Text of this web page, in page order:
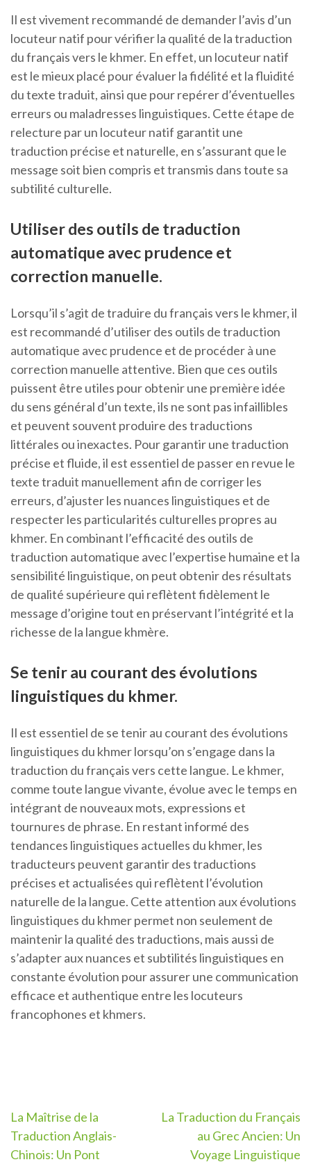
Il est vivement recommandé de demander l’avis d’un
locuteur natif pour vérifier la qualité de la traduction
du français vers le khmer. En effet, un locuteur natif
est le mieux placé pour évaluer la fidélité et la fluidité
du texte traduit, ainsi que pour repérer d’éventuelles
erreurs ou maladresses linguistiques. Cette étape de
relecture par un locuteur natif garantit une
traduction précise et naturelle, en s’assurant que le
message soit bien compris et transmis dans toute sa
subtilité culturelle.
Utiliser des outils de traduction
automatique avec prudence et
correction manuelle.
Lorsqu’il s’agit de traduire du français vers le khmer, il
est recommandé d’utiliser des outils de traduction
automatique avec prudence et de procéder à une
correction manuelle attentive. Bien que ces outils
puissent être utiles pour obtenir une première idée
du sens général d’un texte, ils ne sont pas infaillibles
et peuvent souvent produire des traductions
littérales ou inexactes. Pour garantir une traduction
précise et fluide, il est essentiel de passer en revue le
texte traduit manuellement afin de corriger les
erreurs, d’ajuster les nuances linguistiques et de
respecter les particularités culturelles propres au
khmer. En combinant l’efficacité des outils de
traduction automatique avec l’expertise humaine et la
sensibilité linguistique, on peut obtenir des résultats
de qualité supérieure qui reflètent fidèlement le
message d’origine tout en préservant l’intégrité et la
richesse de la langue khmère.
Se tenir au courant des évolutions
linguistiques du khmer.
Il est essentiel de se tenir au courant des évolutions
linguistiques du khmer lorsqu’on s’engage dans la
traduction du français vers cette langue. Le khmer,
comme toute langue vivante, évolue avec le temps en
intégrant de nouveaux mots, expressions et
tournures de phrase. En restant informé des
tendances linguistiques actuelles du khmer, les
traducteurs peuvent garantir des traductions
précises et actualisées qui reflètent l’évolution
naturelle de la langue. Cette attention aux évolutions
linguistiques du khmer permet non seulement de
maintenir la qualité des traductions, mais aussi de
s’adapter aux nuances et subtilités linguistiques en
constante évolution pour assurer une communication
efficace et authentique entre les locuteurs
francophones et khmers.
Navigation
de
La Maîtrise de la
Traduction Anglais-
Chinois: Un Pont
La Traduction du Français
au Grec Ancien: Un
Voyage Linguistique